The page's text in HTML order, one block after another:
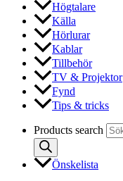
Högtalare
Källa
Hörlurar
Kablar
Tillbehör
TV & Projektor
Fynd
Tips & tricks
Products search
Önskelista